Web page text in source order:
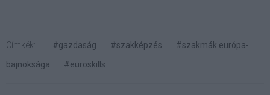
Címkék: #gazdaság #szakképzés
#szakmák európa-
bajnoksága
#euroskills